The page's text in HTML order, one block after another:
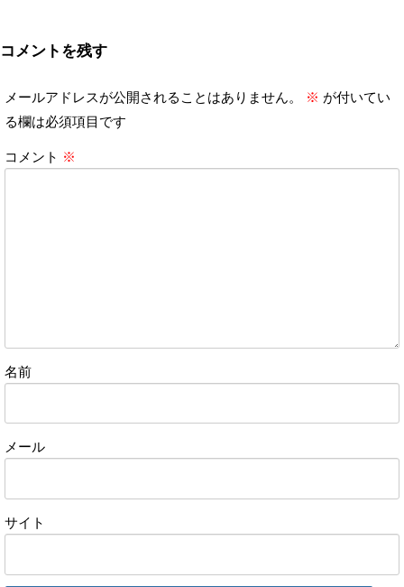
コメントを残す
メールアドレスが公開されることはありません。 ※ が付いてい
る欄は必須項目です
コメント ※
名前
メール
サイト